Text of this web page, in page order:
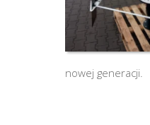
nowej generacji.